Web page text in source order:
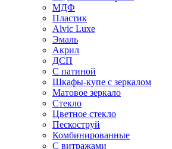
МДФ
Пластик
Alvic Luxe
Эмаль
Акрил
ДСП
С патиной
Шкафы-купе с зеркалом
Матовое зеркало
Стекло
Цветное стекло
Пескоструй
Комбинированные
С витражами